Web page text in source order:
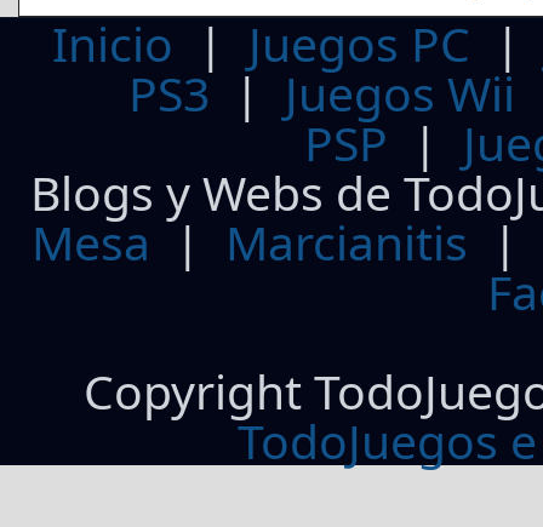
Inicio | Juegos PC
PS3| Juegos Wii
PSP |
Blogs y Webs de
Mesa | Marcianitis |
Copyright
TodoJuegos